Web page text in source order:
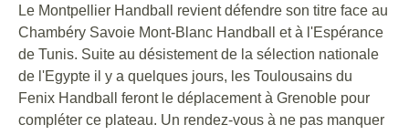
Le Montpellier Handball revient défendre son titre face au
Chambéry Savoie Mont-Blanc Handball et à l'Espérance
de Tunis. Suite au désistement de la sélection nationale
de l'Egypte il y a quelques jours, les Toulousains du
Fenix Handball feront le déplacement à Grenoble pour
compléter ce plateau. Un rendez-vous à ne pas manquer